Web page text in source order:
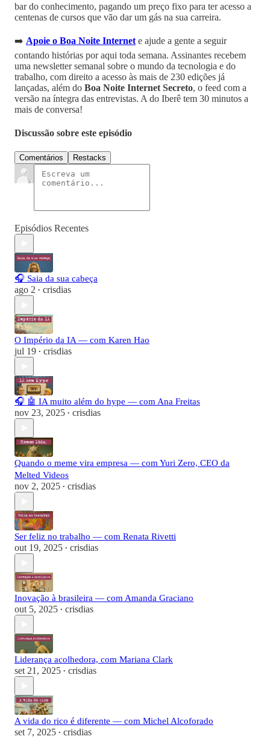
bar do conhecimento, pagando um preço fixo para ter acesso a
centenas de cursos que vão dar um gás na sua carreira.
➡️ Apoie o Boa Noite Internet e ajude a gente a seguir
contando histórias por aqui toda semana. Assinantes recebem
uma newsletter semanal sobre o mundo da tecnologia e do
trabalho, com direito a acesso às mais de 230 edições já
lançadas, além do Boa Noite Internet Secreto, o feed com a
versão na íntegra das entrevistas. A do Iberê tem 30 minutos a
mais de conversa!
Discussão sobre este episódio
Comentários Restacks
Episódios Recentes
🎧 Saia da sua cabeça
ago 2 • crisdias
O Império da IA — com Karen Hao
jul 19 • crisdias
🎧 🤖 IA muito além do hype — com Ana Freitas
nov 23, 2025 • crisdias
Quando o meme vira empresa — com Yuri Zero, CEO da
Melted Videos
nov 2, 2025 • crisdias
Ser feliz no trabalho — com Renata Rivetti
out 19, 2025 • crisdias
Inovação à brasileira — com Amanda Graciano
out 5, 2025 • crisdias
Liderança acolhedora, com Mariana Clark
set 21, 2025 • crisdias
A vida do rico é diferente — com Michel Alcoforado
set 7, 2025 • crisdias